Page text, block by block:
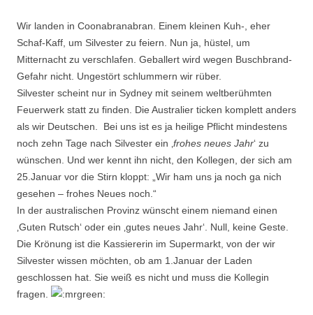
Wir landen in Coonabranabran. Einem kleinen Kuh-, eher
Schaf-Kaff, um Silvester zu feiern. Nun ja, hüstel, um
Mitternacht zu verschlafen. Geballert wird wegen Buschbrand-
Gefahr nicht. Ungestört schlummern wir rüber.
Silvester scheint nur in Sydney mit seinem weltberühmten
Feuerwerk statt zu finden. Die Australier ticken komplett anders
als wir Deutschen. Bei uns ist es ja heilige Pflicht mindestens
noch zehn Tage nach Silvester ein ‚ frohes neues Jahr‘ zu
wünschen. Und wer kennt ihn nicht, den Kollegen, der sich am
25.Januar vor die Stirn kloppt: „Wir ham uns ja noch ga nich
gesehen – frohes Neues noch.“
In der australischen Provinz wünscht einem niemand einen
‚Guten Rutsch‘ oder ein ‚gutes neues Jahr‘. Null, keine Geste.
Die Krönung ist die Kassiererin im Supermarkt, von der wir
Silvester wissen möchten, ob am 1.Januar der Laden
geschlossen hat. Sie weiß es nicht und muss die Kollegin
fragen.